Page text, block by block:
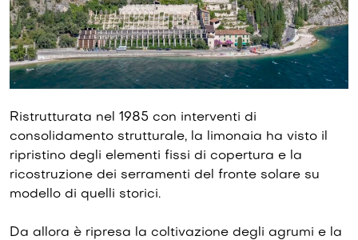
Ristrutturata nel 1985 con interventi di
consolidamento strutturale, la limonaia ha visto il
ripristino degli elementi fissi di copertura e la
ricostruzione dei serramenti del fronte solare su
modello di quelli storici.
Da allora è ripresa la coltivazione degli agrumi e la